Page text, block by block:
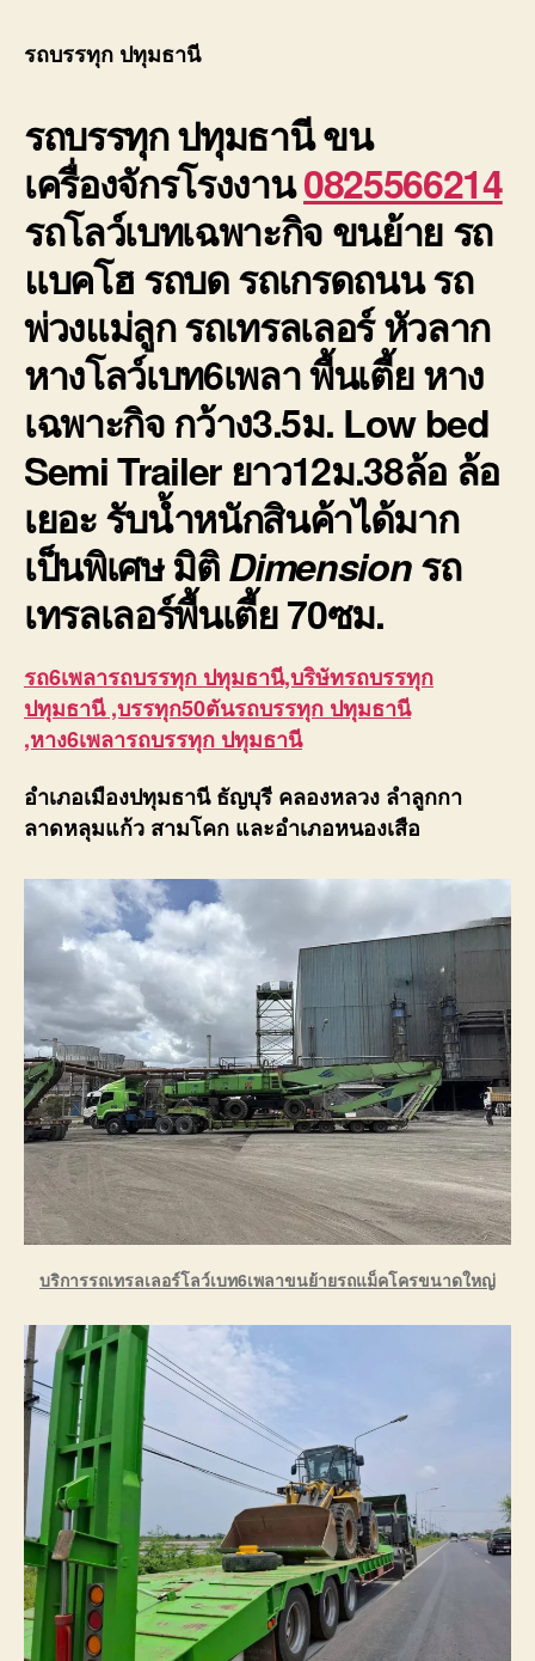
ถูก
มี
ประกัน
รถบรรทุก ปทุมธานี
รถบรรทุก ปทุมธานีขน
เครื่องจักรโรงงาน0825566214
รถโลว์เบทเฉพาะกิจ ขนย้าย รถ
แบคโฮ รถบด รถเกรดถนน รถ
พ่วงแม่ลูก รถเทรลเลอร์ หัวลาก
หางโลว์เบท6เพลา พื้นเตี้ย หาง
เฉพาะกิจ กว้าง3.5ม. Low bed
Semi Trailer ยาว12ม.38ล้อ ล้อ
เยอะ รับน้ำหนักสินค้าได้มาก
เป็นพิเศษ มิติDimensionรถ
เทรลเลอร์พื้นเตี้ย70ซม.
รถ6เพลารถบรรทุก ปทุมธานี,บริษัทรถบรรทุก
ปทุมธานี ,บรรทุก50ตันรถบรรทุก ปทุมธานี
,หาง6เพลารถบรรทุก ปทุมธานี
อำเภอเมืองปทุมธานี ธัญบุรี คลองหลวง ลำลูกกา
ลาดหลุมแก้ว สามโคก และอำเภอหนองเสือ
บริการรถเทรลเลอร์โลว์เบท6เพลาขนย้ายรถแม็คโครขนาดใหญ่